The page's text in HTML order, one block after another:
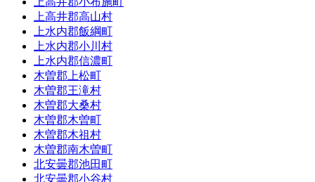
上高井郡高山村
上水内郡飯綱町
上水内郡小川村
上水内郡信濃町
木曽郡上松町
木曽郡王滝村
木曽郡大桑村
木曽郡木曽町
木曽郡木祖村
木曽郡南木曽町
北安曇郡池田町
北安曇郡小谷村